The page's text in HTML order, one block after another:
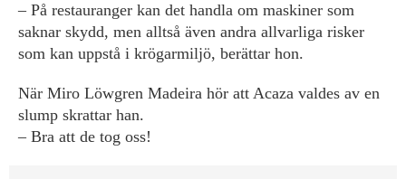
– På restauranger kan det handla om maskiner som
saknar skydd, men alltså även andra allvarliga risker
som kan uppstå i krögarmiljö, berättar hon.
När Miro Löwgren Madeira hör att Acaza valdes av en
slump skrattar han.
– Bra att de tog oss!